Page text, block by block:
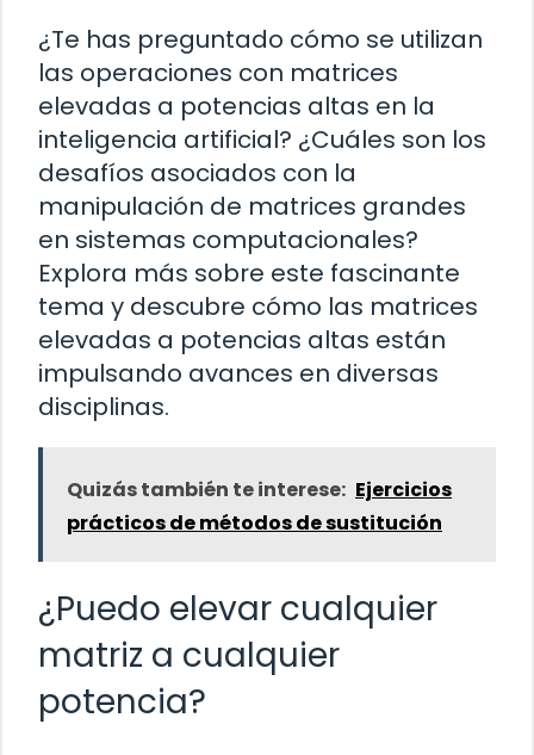
¿Te has preguntado cómo se utilizan
las operaciones con matrices
elevadas a potencias altas en la
inteligencia artificial? ¿Cuáles son los
desafíos asociados con la
manipulación de matrices grandes
en sistemas computacionales?
Explora más sobre este fascinante
tema y descubre cómo las matrices
elevadas a potencias altas están
impulsando avances en diversas
disciplinas.
Quizás también te interese: Ejercicios
prácticos de métodos de sustitución
¿Puedo elevar cualquier
matriz a cualquier
potencia?